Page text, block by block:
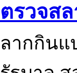
ตรวจส
ลากกินแ